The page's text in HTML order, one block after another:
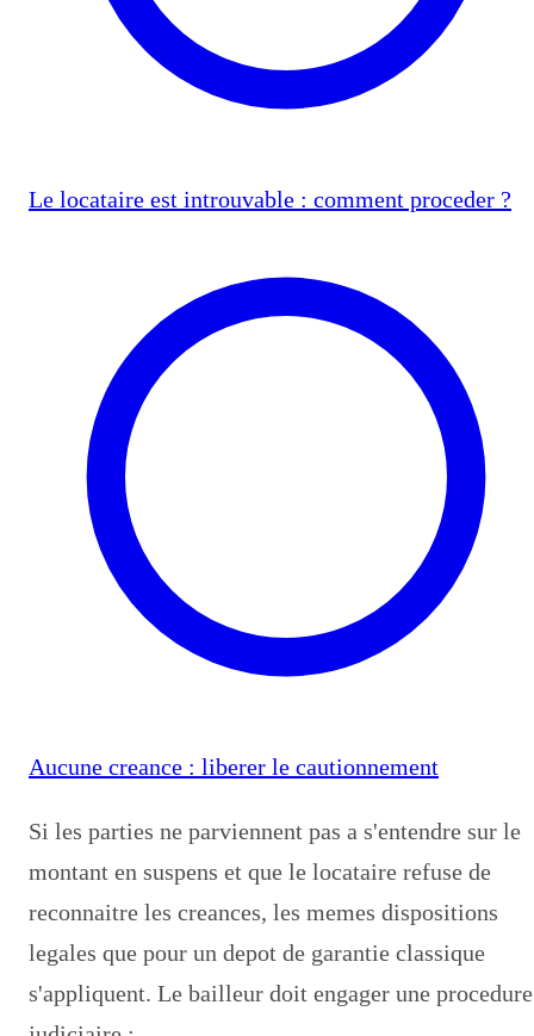
Le locataire est introuvable : comment proceder ?
Aucune creance : liberer le cautionnement
Si les parties ne parviennent pas a s'entendre sur le
montant en suspens et que le locataire refuse de
reconnaitre les creances, les memes dispositions
legales que pour un depot de garantie classique
s'appliquent. Le bailleur doit engager une procedure